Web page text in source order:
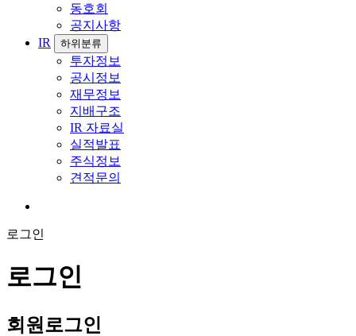
동호회
공지사항
IR
하위분류
투자정보
공시정보
재무정보
지배구조
IR 자료실
실적발표
주식정보
견적문의
로그인
로그인
회원 로그인